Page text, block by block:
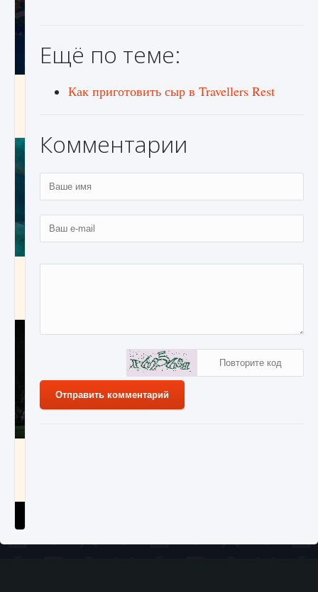
Как разблокировать заклинание Крист в
Creatures of Ava
Ещё по теме:
Как приготовить сыр в Travellers Rest
Комментарии
Отправить комментарий